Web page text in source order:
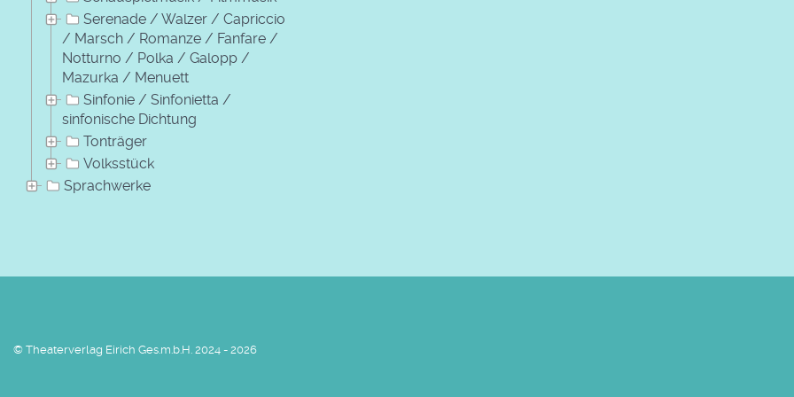
Serenade / Walzer / Capriccio
/ Marsch / Romanze / Fanfare /
Notturno / Polka / Galopp /
Mazurka / Menuett
Sinfonie / Sinfonietta /
sinfonische Dichtung
Tonträger
Volksstück
Sprachwerke
© Theaterverlag Eirich Ges.m.b.H. 2024 - 2026